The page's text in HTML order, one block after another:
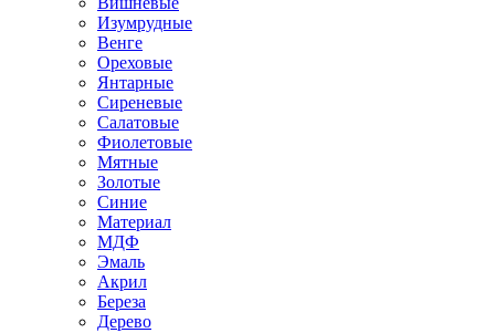
Изумрудные
Венге
Ореховые
Янтарные
Сиреневые
Салатовые
Фиолетовые
Мятные
Золотые
Синие
Материал
МДФ
Эмаль
Акрил
Береза
Дерево